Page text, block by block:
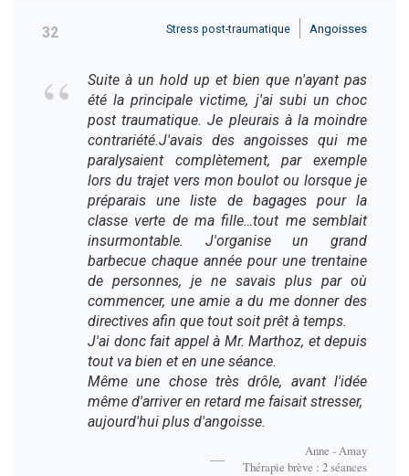
32 Stress post-traumatique Angoisses
Suite à un hold up et bien que n'ayant pas
été la principale victime, j'ai subi un choc
post traumatique. Je pleurais à la moindre
contrariété.J'avais des angoisses qui me
paralysaient complètement, par exemple
lors du trajet vers mon boulot ou lorsque je
préparais une liste de bagages pour la
classe verte de ma fille…tout me semblait
insurmontable. J'organise un grand
barbecue chaque année pour une trentaine
de personnes, je ne savais plus par où
commencer, une amie a du me donner des
directives afin que tout soit prêt à temps.
J'ai donc fait appel à Mr. Marthoz, et depuis
tout va bien et en une séance.
Même une chose très drôle, avant l'idée
même d'arriver en retard me faisait stresser,
aujourd'hui plus d'angoisse.
Anne - Amay
Thérapie brève : 2 séances